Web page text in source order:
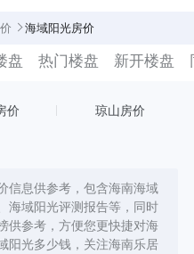
海域阳光房价
盘 热门楼盘 新开楼盘
价 琼山房价
信息供参考，包含海南海域
海域阳光评测报告等，同时
供参考，方便您更快捷对海
阳光多少钱，关注海南乐居